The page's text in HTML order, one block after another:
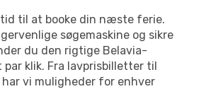
tid til at booke din næste ferie.
søgemaskine og sikre
du den rigtige Belavia-
klik. Fra lavprisbilletter til
vi muligheder for enhver